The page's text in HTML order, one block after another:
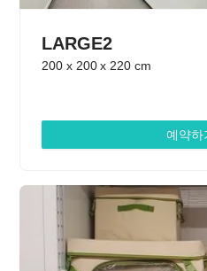
LARGE2
200 x 200x 220cm
예약하